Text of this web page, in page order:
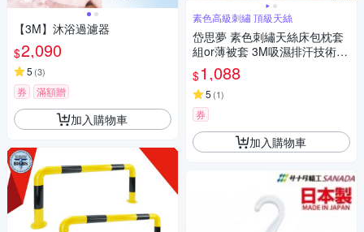
【3M】沐浴過濾器
$2,090
5 (3)
券 滿額贈
加入購物車
素色高級刺繡 頂級天絲
岱思夢 素色刺繡天絲床包枕套
組or薄被套 3M吸濕排汗技術
雙/加大 尺寸均一價 多款任選
$1,088
5 (1)
券
加入購物車